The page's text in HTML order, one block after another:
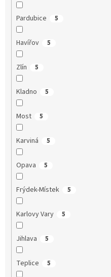
Pardubice 5
Havířov 5
Zlín 5
Kladno 5
Most 5
Karviná 5
Opava 5
Frýdek-Místek 5
Karlovy Vary 5
Jihlava 5
Teplice 5